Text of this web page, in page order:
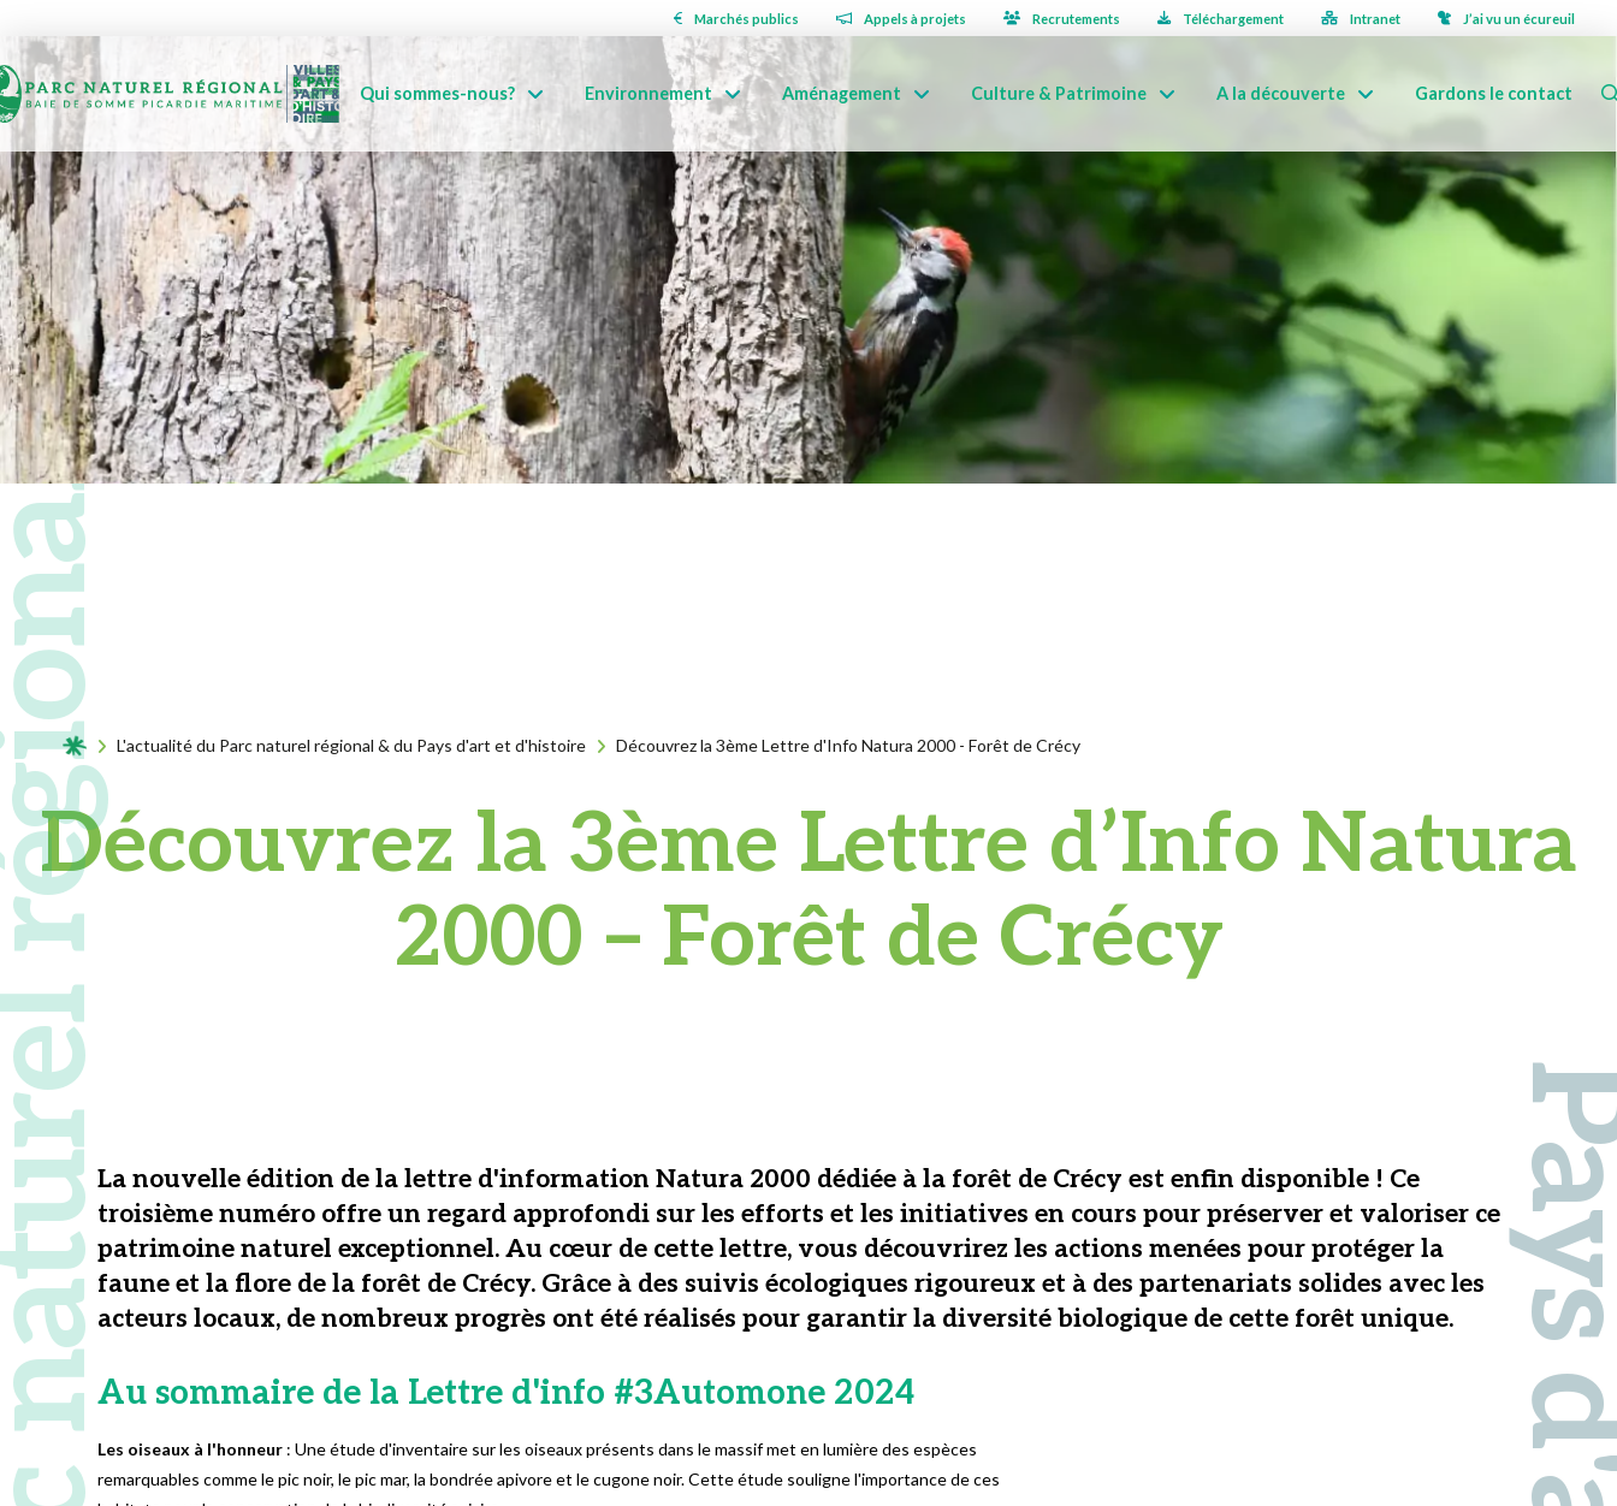
Marchés publics Appels à projets Recrutements Téléchargement Intranet J’ai vu un écureuil
Qui sommes-nous? Environnement Aménagement Culture & Patrimoine A la découverte Gardons le contact
Acceuil L'actualité du Parc naturel régional & du Pays d'art et d'histoire Découvrez la 3ème Lettre d'Info Natura 2000 - Forêt de Crécy
Découvrez la 3ème Lettre d’Info Natura
2000 – Forêt de Crécy
La nouvelle édition de la lettre d'information Natura 2000 dédiée à la forêt de Crécy est enfin disponible ! Ce
troisième numéro offre un regard approfondi sur les efforts et les initiatives en cours pour préserver et valoriser ce
patrimoine naturel exceptionnel. Au cœur de cette lettre, vous découvrirez les actions menées pour protéger la
faune et la flore de la forêt de Crécy. Grâce à des suivis écologiques rigoureux et à des partenariats solides avec les
acteurs locaux, de nombreux progrès ont été réalisés pour garantir la diversité biologique de cette forêt unique.
Au sommaire de la Lettre d'info #3Automone 2024
Les oiseaux à l'honneur : Une étude d'inventaire sur les oiseaux présents dans le massif met en lumière des espèces
remarquables comme le pic noir, le pic mar, la bondrée apivore et le cugone noir. Cette étude souligne l'importance de ces